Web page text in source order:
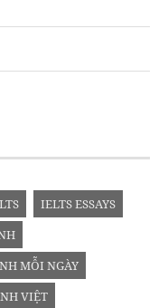
IELTS ESSAYS
MỖI NGÀY
VIỆT